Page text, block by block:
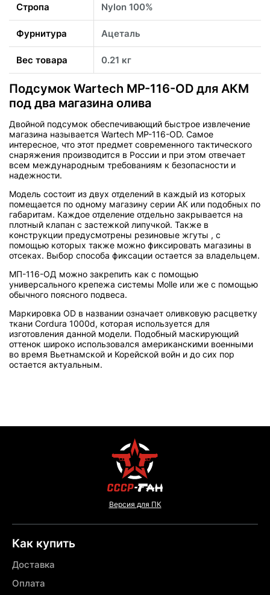
Стропа Nylon 100%
Фурнитура Ацеталь
Вес товара 0.21 кг
Подсумок Wartech MP-116-OD для АКМ
под два магазина олива
Двойной подсумок обеспечивающий быстрое извлечение
магазина называется Wartech MP-116-OD. Самое
интересное, что этот предмет современного тактического
снаряжения производится в России и при этом отвечает
всем международным требованиям к безопасности и
надежности.
Модель состоит из двух отделений в каждый из которых
помещается по одному магазину серии АК или подобных по
габаритам. Каждое отделение отдельно закрывается на
плотный клапан с застежкой липучкой. Также в
конструкции предусмотрены резиновые жгуты , с
помощью которых также можно фиксировать магазины в
отсеках. Выбор способа фиксации остается за владельцем.
МП-116-ОД можно закрепить как с помощью
универсального крепежа системы Molle или же с помощью
обычного поясного подвеса.
Маркировка OD в названии означает оливковую расцветку
ткани Cordura 1000d, которая используется для
изготовления данной модели. Подобный маскирующий
оттенок широко использовался американскими военными
во время Вьетнамской и Корейской войн и до сих пор
остается актуальным.
Версия для ПК
Как купить
Доставка
Оплата